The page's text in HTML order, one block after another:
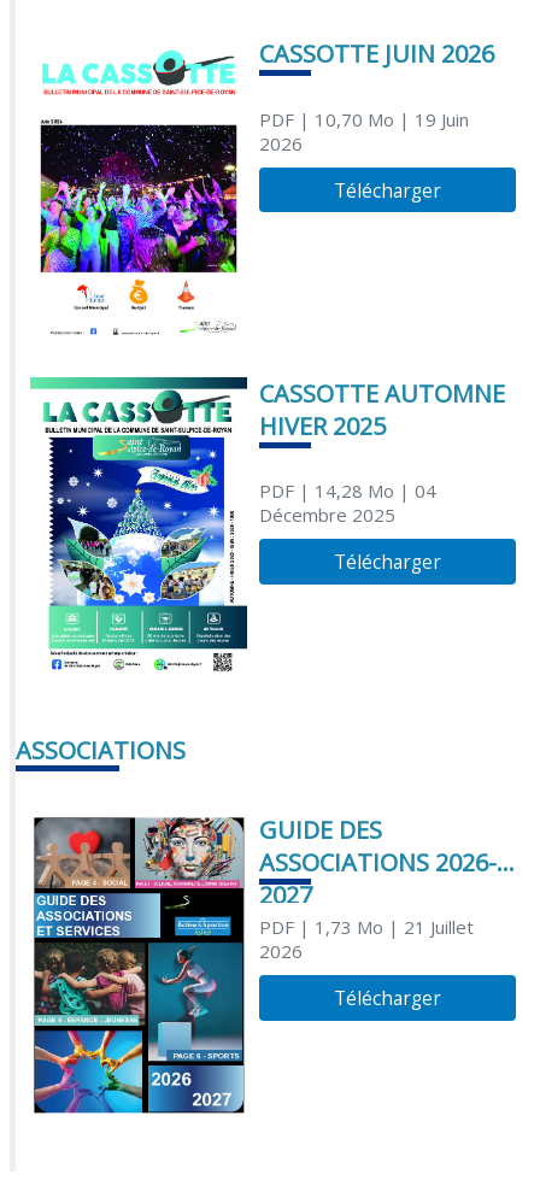
CASSOTTE JUIN 2026
PDF| 10,70 Mo | 19 Juin
2026
Télécharger
CASSOTTE AUTOMNE
HIVER 2025
PDF| 14,28 Mo | 04
Décembre 2025
Télécharger
ASSOCIATIONS
GUIDE DES
ASSOCIATIONS 2026-
2027
PDF| 1,73 Mo | 21 Juillet
2026
Télécharger